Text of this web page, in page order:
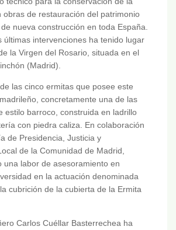
obras de restauración del patrimonio
nueva construcción en toda España.
últimas intervenciones ha tenido lugar
la Virgen del Rosario, situada en el
(Madrid).
las cinco ermitas que posee este
concretamente una de las
estilo barroco, construida en ladrillo
con piedra caliza. En colaboración
de Presidencia, Justicia y
de la Comunidad de Madrid,
una labor de asesoramiento en
en la actuación denominada
cubrición de la cubierta de la Ermita
Carlos Cuéllar Basterrechea ha